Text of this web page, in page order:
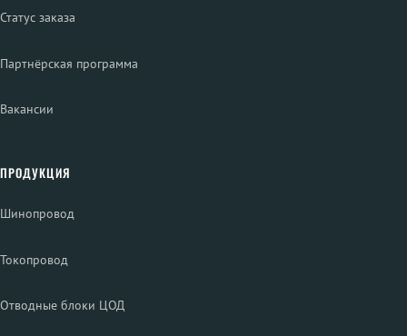
Статус заказа
Партнёрская программа
Вакансии
ПРОДУКЦИЯ
Шинопровод
Токопровод
Отводные блоки ЦОД